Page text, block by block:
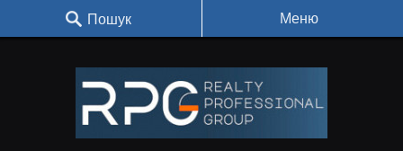
Пошук Меню